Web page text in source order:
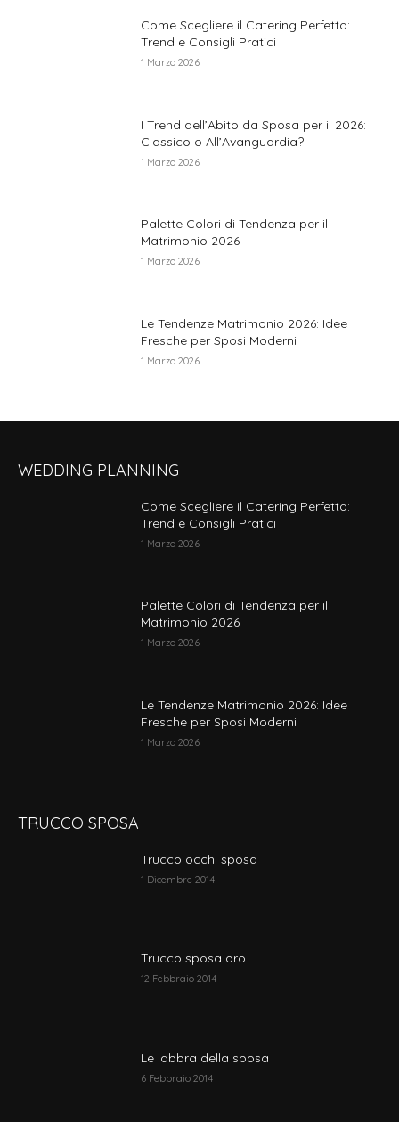
Come Scegliere il Catering Perfetto:
Trend e Consigli Pratici
1 Marzo 2026
I Trend dell’Abito da Sposa per il 2026:
Classico o All’Avanguardia?
1 Marzo 2026
Palette Colori di Tendenza per il
Matrimonio 2026
1 Marzo 2026
Le Tendenze Matrimonio 2026: Idee
Fresche per Sposi Moderni
1 Marzo 2026
WEDDING PLANNING
Come Scegliere il Catering Perfetto:
Trend e Consigli Pratici
1 Marzo 2026
Palette Colori di Tendenza per il
Matrimonio 2026
1 Marzo 2026
Le Tendenze Matrimonio 2026: Idee
Fresche per Sposi Moderni
1 Marzo 2026
TRUCCO SPOSA
Trucco occhi sposa
1 Dicembre 2014
Trucco sposa oro
12 Febbraio 2014
Le labbra della sposa
6 Febbraio 2014